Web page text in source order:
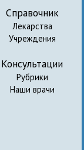
Справочник
Лекарства
Учреждения
Консультации
Рубрики
Наши врачи